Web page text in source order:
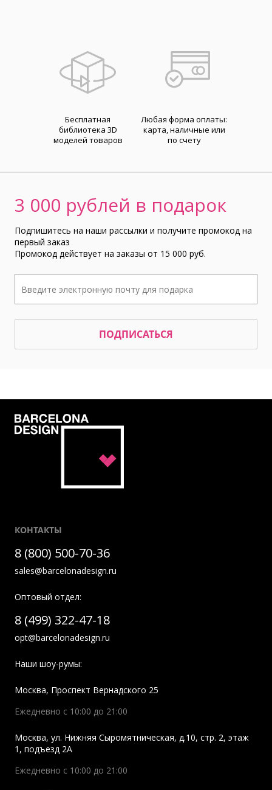
Бесплатная
библиотека 3D
моделей товаров
Любая форма оплаты:
карта, наличные или
по счету
3 000 рублей в подарок
Подпишитесь на наши рассылки и получите промокод на
первый заказ
Промокод действует на заказы от 15 000 руб.
ПОДПИСАТЬСЯ
КОНТАКТЫ
8 (800) 500-70-36
sales@barcelonadesign.ru
Оптовый отдел:
8 (499) 322-47-18
opt@barcelonadesign.ru
Наши шоу-румы:
Москва, Проспект Вернадского 25
Ежедневно с 10:00 до 21:00
Москва, ул. Нижняя Сыромятническая, д.10, стр. 2, этаж
1, подъезд 2A
Ежедневно с 10:00 до 21:00